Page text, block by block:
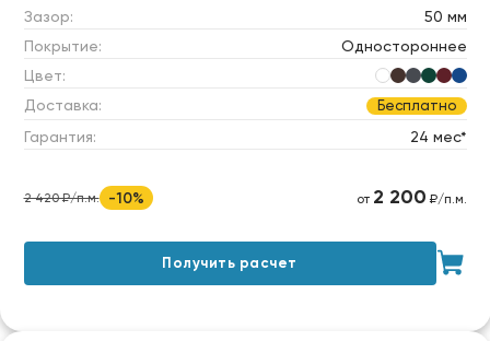
Зазор:
50 мм
Покрытие:
Одностороннее
Цвет:
Доставка:
Бесплатно
Гарантия: 24 мес*
2 420 ₽/п.м. -10% от 2 200 ₽/п.м.
Получить расчет